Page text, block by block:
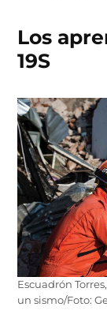
Los
19S
Escuadrón
un sismo/Foto: